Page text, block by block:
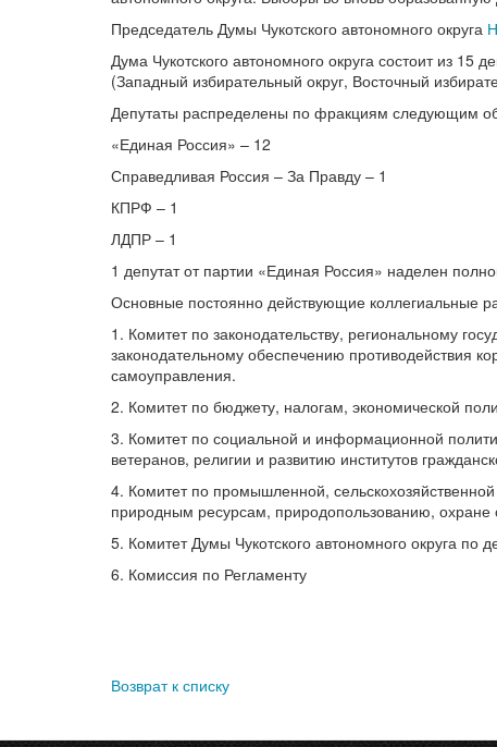
Председатель Думы Чукотского автономного округа
Дума Чукотского автономного округа состоит из
(Западный избирательный округ, Восточный
Депутаты распределены по фракциям следующим
«Единая Россия» – 12
Справедливая Россия – За Правду – 1
КПРФ – 1
ЛДПР – 1
1 депутат от партии «Единая Россия» наделен
Основные постоянно действующие коллегиальные
1. Комитет по законодательству, региональному
законодательному обеспечению противодействия
самоуправления.
2. Комитет по бюджету, налогам, экономической
3. Комитет по социальной и информационной
ветеранов, религии и развитию институтов
4. Комитет по промышленной,
природным ресурсам, природопользованию,
5. Комитет Думы Чукотского автономного округа
6. Комиссия по Регламенту
Возврат к списку